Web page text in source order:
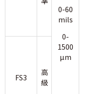
0-60
mils
0-
1500
µm
FS3
高
級